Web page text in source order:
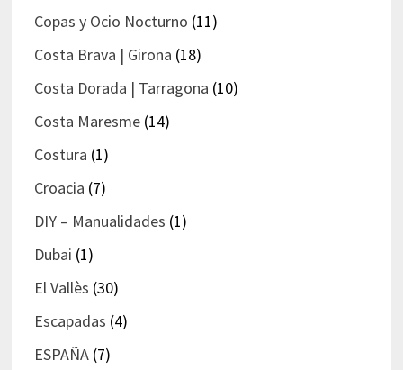
Copas y Ocio Nocturno (11)
Costa Brava | Girona (18)
Costa Dorada | Tarragona (10)
Costa Maresme(14)
Costura (1)
Croacia (7)
DIY – Manualidades (1)
Dubai (1)
El Vallès (30)
Escapadas (4)
ESPAÑA(7)